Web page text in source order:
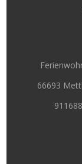
66693